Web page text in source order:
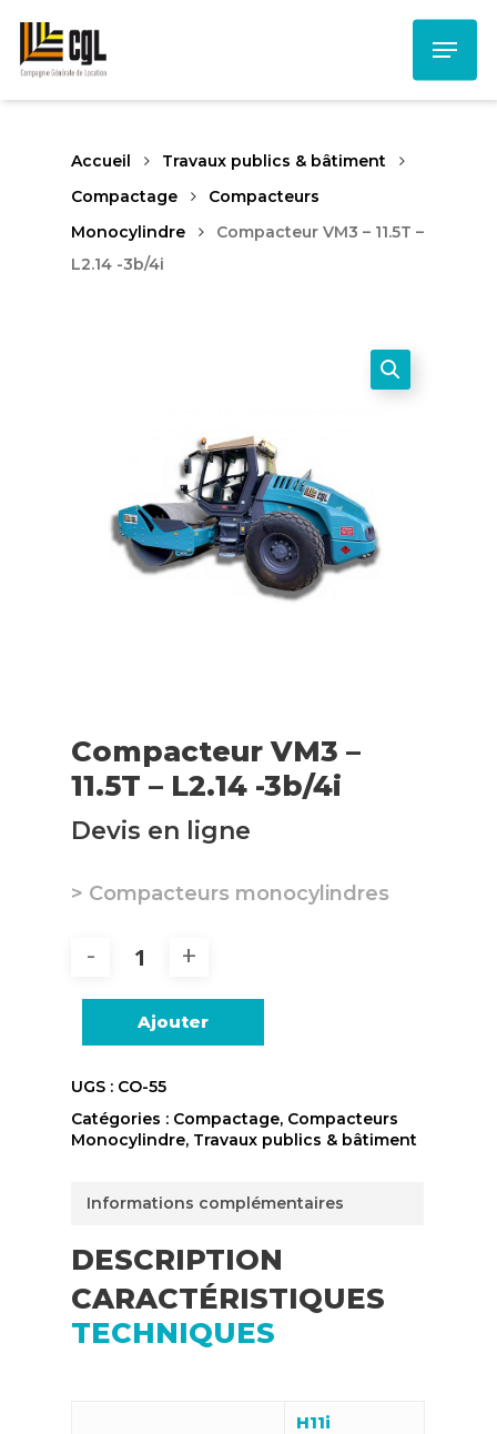
main
content
Menu
Accueil
Travaux publics & bâtiment
Compactage
Compacteurs
Monocylindre
Compacteur VM3 – 11.5T –
L2.14 -3b/4i
Compacteur VM3 –
11.5T – L2.14 -3b/4i
Devis en ligne
> Compacteurs monocylindres
Ajouter
UGS : CO-55
Catégories : Compactage, Compacteurs
Monocylindre, Travaux publics & bâtiment
Informations complémentaires
DESCRIPTION
CARACTÉRISTIQUES
TECHNIQUES
H11i